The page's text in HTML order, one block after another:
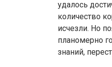
удалось
количество
исчезли. Но
планомерно
знаний,